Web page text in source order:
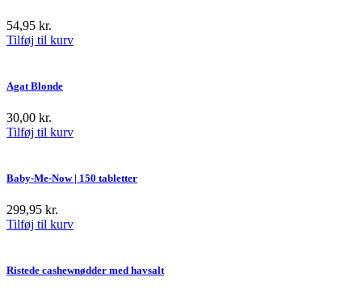
54,95 kr.
Tilføj til kurv
Agat Blonde
30,00 kr.
Tilføj til kurv
Baby-Me-Now | 150 tabletter
299,95 kr.
Tilføj til kurv
Ristede cashewnødder med havsalt